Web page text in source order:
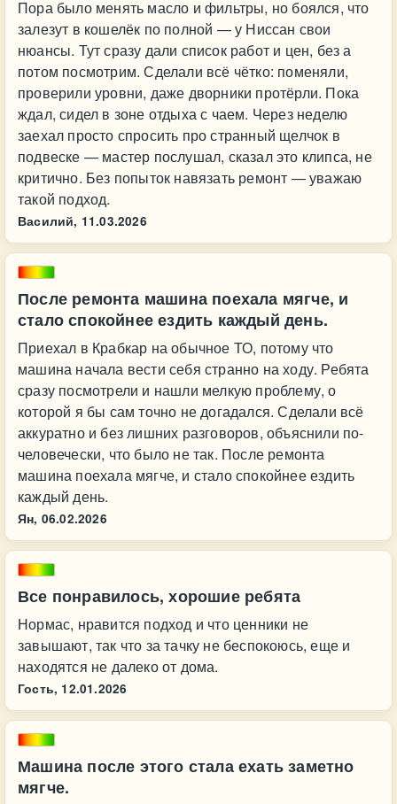
Пора было менять масло и фильтры, но боялся, что
залезут в кошелёк по полной — у Ниссан свои
нюансы. Тут сразу дали список работ и цен, без а
потом посмотрим. Сделали всё чётко: поменяли,
проверили уровни, даже дворники протёрли. Пока
ждал, сидел в зоне отдыха с чаем. Через неделю
заехал просто спросить про странный щелчок в
подвеске — мастер послушал, сказал это клипса, не
критично. Без попыток навязать ремонт — уважаю
такой подход.
Василий, 11.03.2026
После ремонта машина поехала мягче, и
стало спокойнее ездить каждый день.
Приехал в Крабкар на обычное ТО, потому что
машина начала вести себя странно на ходу. Ребята
сразу посмотрели и нашли мелкую проблему, о
которой я бы сам точно не догадался. Сделали всё
аккуратно и без лишних разговоров, объяснили по-
человечески, что было не так. После ремонта
машина поехала мягче, и стало спокойнее ездить
каждый день.
Ян, 06.02.2026
Все понравилось, хорошие ребята
Нормас, нравится подход и что ценники не
завышают, так что за тачку не беспокоюсь, еще и
находятся не далеко от дома.
Гость, 12.01.2026
Машина после этого стала ехать заметно
мягче.